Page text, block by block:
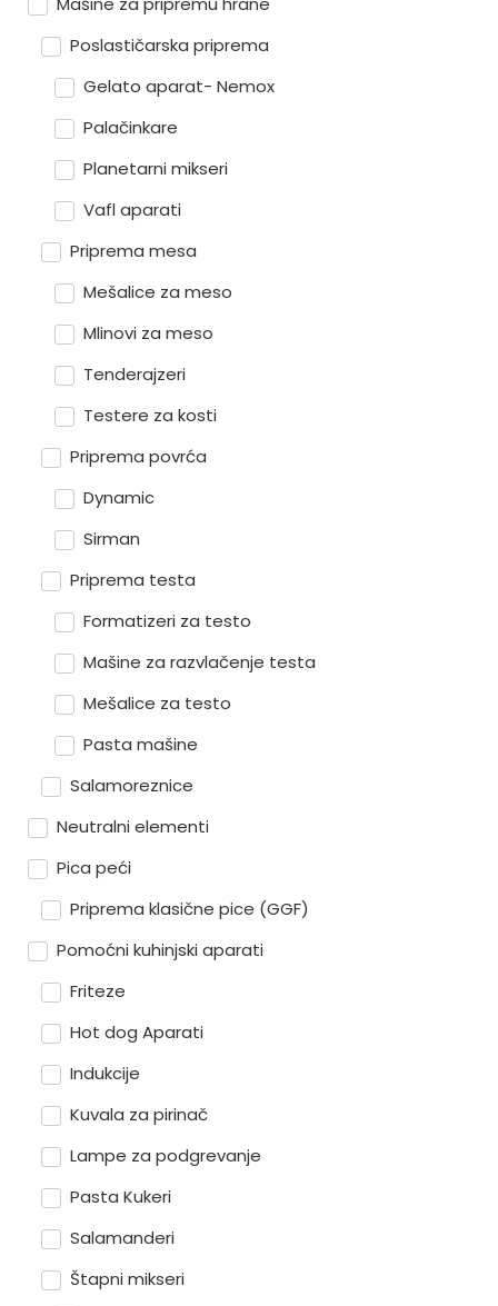
Poslastičarska priprema
Gelato aparat- Nemox
Palačinkare
Planetarni mikseri
Vafl aparati
Priprema mesa
Mešalice za meso
Mlinovi za meso
Tenderajzeri
Testere za kosti
Priprema povrća
Dynamic
Sirman
Priprema testa
Formatizeri za testo
Mašine za razvlačenje testa
Mešalice za testo
Pasta mašine
Salamoreznice
Neutralni elementi
Pica peći
Priprema klasične pice (GGF)
Pomoćni kuhinjski aparati
Friteze
Hot dog Aparati
Indukcije
Kuvala za pirinač
Lampe za podgrevanje
Pasta Kukeri
Salamanderi
Štapni mikseri